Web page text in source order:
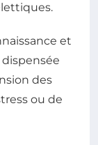
et
des
ou de